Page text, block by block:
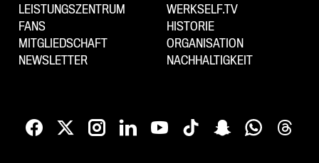
LEISTUNGSZENTRUM
FANS
MITGLIEDSCHAFT
NEWSLETTER
WERKSELF.TV
HISTORIE
ORGANISATION
NACHHALTIGKEIT